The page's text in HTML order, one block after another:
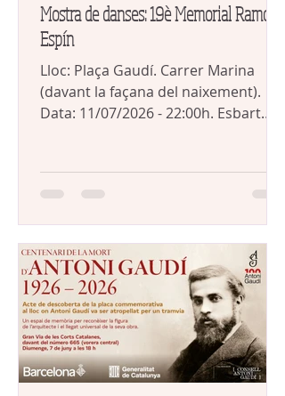
Mostra de danses: 19è Memorial Ramon
Espín
Lloc: Plaça Gaudí. Carrer Marina
(davant la façana del naixement).
Data: 11/07/2026 - 22:00h. Esbart
Gaudí, de Barcelona